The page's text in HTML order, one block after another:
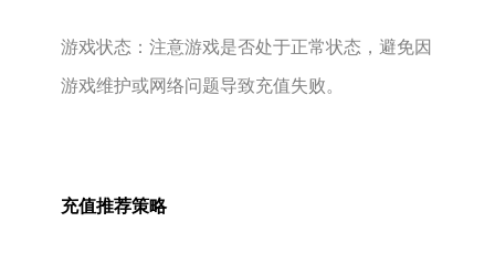
‌游戏状态‌：注意游戏是否处于正常状态，避免因
游戏维护或网络问题导致充值失败。
充值推荐策略